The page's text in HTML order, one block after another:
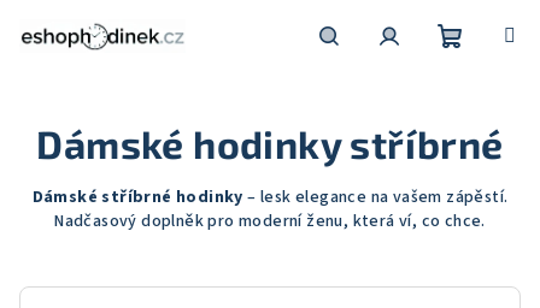
košík
Dámské hodinky stříbrné
Dámské stříbrné hodinky – lesk elegance na vašem zápěstí.
Nadčasový doplněk pro moderní ženu, která ví, co chce.